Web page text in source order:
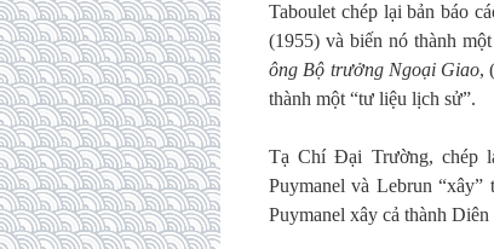
Taboulet chép lại bản báo
(1955) và biến nó thành
ông Bộ trưởng Ngoại Giao,
thành một “tư liệu lịch sử”.
Tạ Chí Đại Trường, chép
Puymanel và Lebrun
Puymanel xây cả thành